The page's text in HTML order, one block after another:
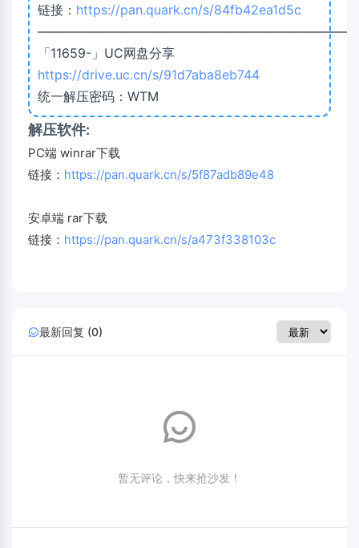
链接： https://pan.quark.cn/s/84fb42ea1d5c
—————————————————————————
「11659-」UC网盘分享
https://drive.uc.cn/s/91d7aba8eb744
统一解压密码：WTM
解压软件:
PC端 winrar下载
链接： https://pan.quark.cn/s/5f87adb89e48
安卓端 rar下载
链接： https://pan.quark.cn/s/a473f338103c
最新回复 (0)
暂无评论，快来抢沙发！